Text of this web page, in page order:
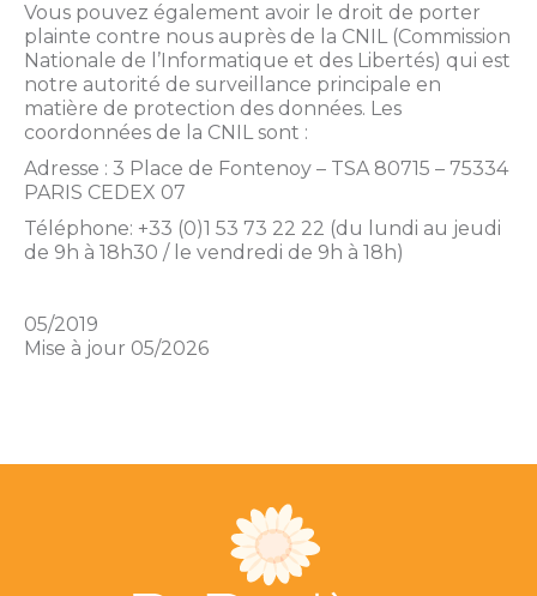
Vous pouvez également avoir le droit de porter
plainte contre nous auprès de la CNIL (Commission
Nationale de l’Informatique et des Libertés) qui est
notre autorité de surveillance principale en
matière de protection des données. Les
coordonnées de la CNIL sont :
Adresse : 3 Place de Fontenoy – TSA 80715 – 75334
PARIS CEDEX 07
Téléphone: +33 (0)1 53 73 22 22 (du lundi au jeudi
de 9h à 18h30 / le vendredi de 9h à 18h)
05/2019
Mise à jour 05/2026